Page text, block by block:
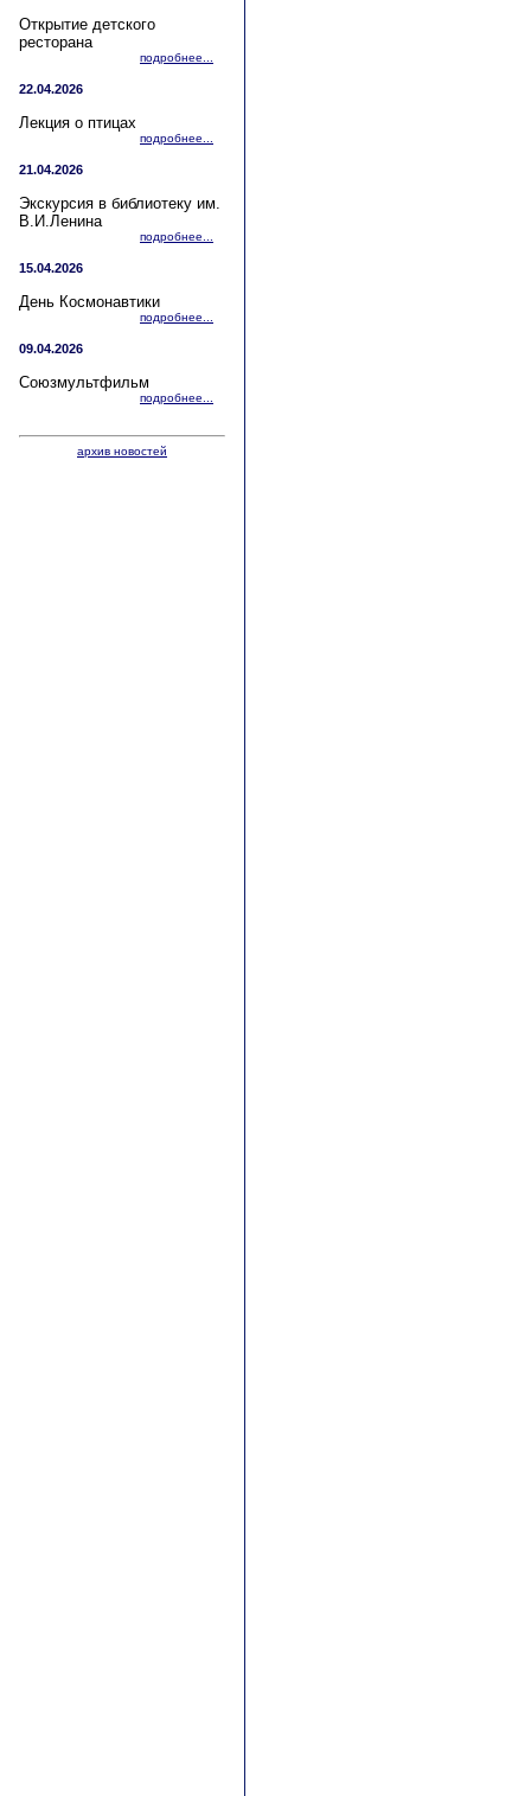
Открытие детского
ресторана
подробнее...
22.04.2026
Лекция о птицах
подробнее...
21.04.2026
Экскурсия в библиотеку им.
В.И.Ленина
подробнее...
15.04.2026
День Космонавтики
подробнее...
09.04.2026
Союзмультфильм
подробнее...
архив новостей